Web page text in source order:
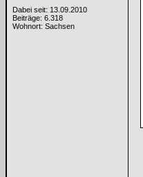
Dabei seit: 13.09.2010
Beiträge: 6.318
Wohnort: Sachsen